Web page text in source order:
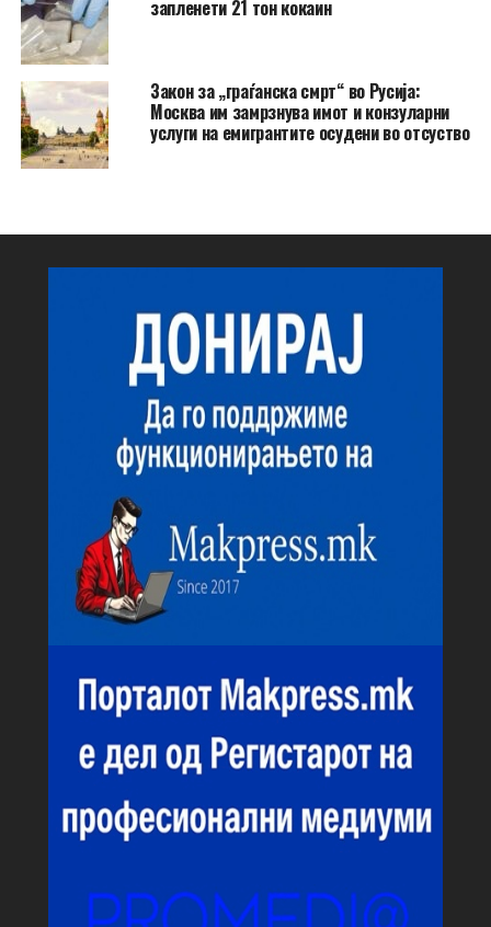
запленети 21 тон кокаин
Закон за „граѓанска смрт“ во Русија:
Москва им замрзнува имот и конзуларни
услуги на емигрантите осудени во отсуство